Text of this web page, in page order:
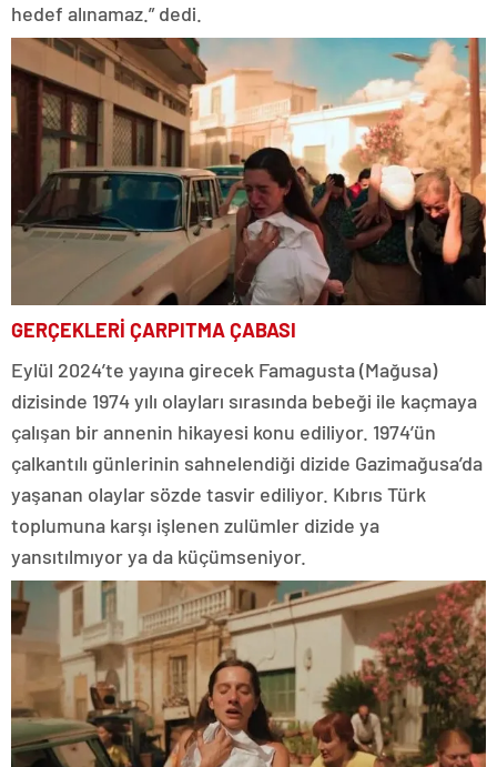
hedef alınamaz.” dedi.
GERÇEKLERİ ÇARPITMA ÇABASI
Eylül 2024’te yayına girecek Famagusta (Mağusa)
dizisinde 1974 yılı olayları sırasında bebeği ile kaçmaya
çalışan bir annenin hikayesi konu ediliyor. 1974’ün
çalkantılı günlerinin sahnelendiği dizide Gazimağusa’da
yaşanan olaylar sözde tasvir ediliyor. Kıbrıs Türk
toplumuna karşı işlenen zulümler dizide ya
yansıtılmıyor ya da küçümseniyor.